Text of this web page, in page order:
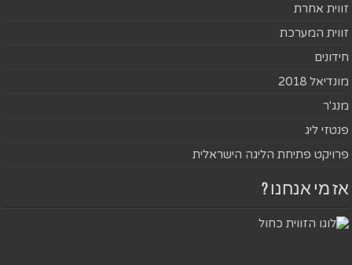
זווית אחרת
זווית המערכת
חידונים
מונדיאל 2018
מנג'ר
פנטזי ליג
פרויקט פתיחת הליגה הישראלית
אז מי אנחנו ?